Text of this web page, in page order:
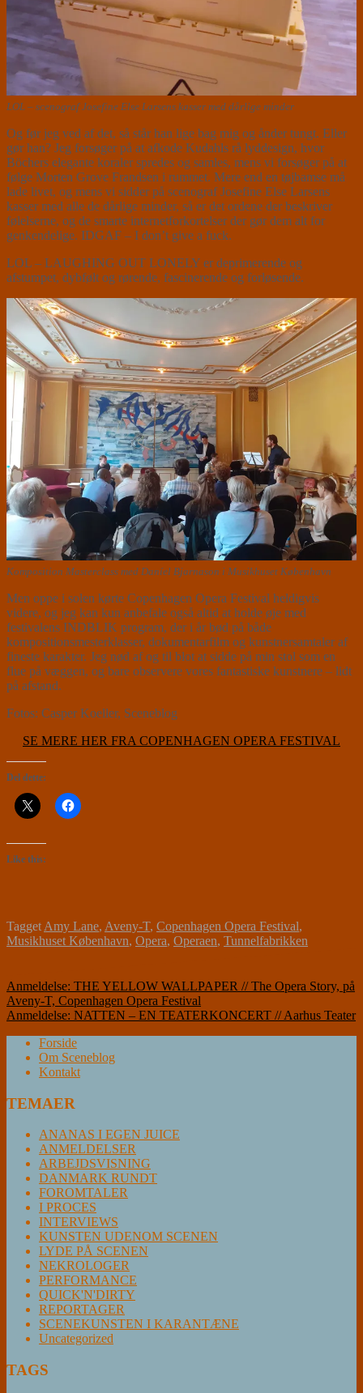
LOL – scenograf Josefine Else Larsens kasser med dårlige minder
Og før jeg ved af det, så står han lige bag mig og ånder tungt. Eller
gør han? Jeg forsøger på at afkode Kudahls rå lyddesign, hvor
Böchers elegante koraler spredes og samles, mens vi forsøger på at
følge Morten Grove Frandsen i rummet. Mere end en tøjbamse må
lade livet, og mens vi sidder på scenograf Josefine Else Larsens
kasser med alle de dårlige minder, så er det ordene der beskriver
følelserne, og de smarte internetforkortelser der gør dem alt for
genkendelige. IDGAF – I don’t give a fuck.
LOL – LAUGHING OUT LONELY er deprimerende og
afstumpet, dybfølt og rørende, fascinerende og forløsende.
Komposition Masterclass med Daníel Bjarnason i Musikhuset København
Men oppe i solen kørte Copenhagen Opera Festival heldigvis
videre, og jeg kan kun anbefale også altid at holde øje med
festivalens INDBLIK program, der i år bød på både
kompositionsmesterklasser, dokumentarfilm og kunstnersamtaler af
fineste karakter. Jeg nød af og til blot at sidde på min stol som en
flue på væggen, og bare observere vores fantastiske kunstnere – lidt
på afstand.
Fotos: Casper Koeller, Sceneblog
SE MERE HER FRA COPENHAGEN OPERA FESTIVAL
Del dette:
Like this:
Tagget Amy Lane, Aveny-T, Copenhagen Opera Festival,
Musikhuset København, Opera, Operaen, Tunnelfabrikken
Indlægsnavigation
Anmeldelse: THE YELLOW WALLPAPER // The Opera Story, på
Aveny-T, Copenhagen Opera Festival
Anmeldelse: NATTEN – EN TEATERKONCERT // Aarhus Teater
Forside
Om Sceneblog
Kontakt
TEMAER
ANANAS I EGEN JUICE
ANMELDELSER
ARBEJDSVISNING
DANMARK RUNDT
FOROMTALER
I PROCES
INTERVIEWS
KUNSTEN UDENOM SCENEN
LYDE PÅ SCENEN
NEKROLOGER
PERFORMANCE
QUICK'N'DIRTY
REPORTAGER
SCENEKUNSTEN I KARANTÆNE
Uncategorized
TAGS